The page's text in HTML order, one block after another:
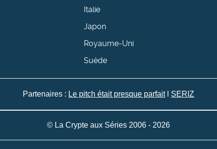
Italie
Japon
Royaume-Uni
Suède
Partenaires : Le pitch était presque parfaitl SERIZ
© La Crypte aux Séries 2006 - 2026